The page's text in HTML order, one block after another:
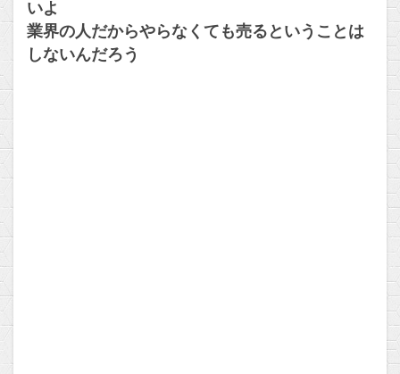
いよ
業界の人だからやらなくても売るということは
しないんだろう